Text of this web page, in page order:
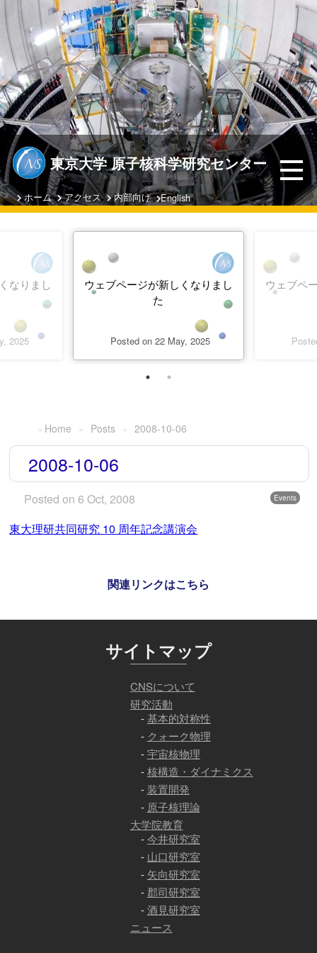
東京大学 原子核科学研究センター
ホーム アクセス 内部向け English
Home Posts 2008-10-06
2008-10-06
Posted on 6 Oct, 2008 Events
東大理研共同研究 10 周年記念講演会
なりまし
2025
ウェブページが新しくなりまし
た
Posted on 22 May, 2025
ウェブペ
関連リンクはこちら
サイトマップ
CNSについて
研究活動
基本的対称性
クォーク物理
宇宙核物理
核構造・ダイナミクス
装置開発
原子核理論
大学院教育
今井研究室
山口研究室
矢向研究室
郡司研究室
酒見研究室
ニュース